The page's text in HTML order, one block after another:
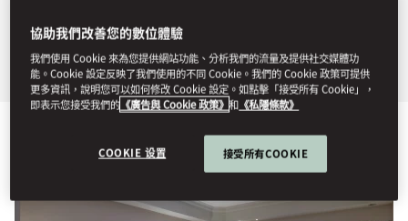
可飽覽絕美景觀。
套房 相連套房
協助我們改善您的數位體驗
我們使用 Cookie 來為您提供網站功能、分析我們的流量及提供社交媒體功
能。Cookie 設定反映了我們使用的不同 Cookie。我們的 Cookie 政策可提供
更多資訊，說明您可以如何修改 Cookie 設定。如點擊「接受所有 Cookie」，
即表示您接受我們的 《廣告與 Cookie 政策》 和 《私隱條款》
COOKIE 设置 接受所有COOKIE